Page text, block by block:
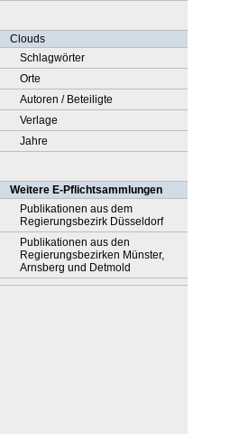
Clouds
Schlagwörter
Orte
Autoren / Beteiligte
Verlage
Jahre
Weitere E-Pflichtsammlungen
Publikationen aus dem
Regierungsbezirk Düsseldorf
Publikationen aus den
Regierungsbezirken Münster,
Arnsberg und Detmold